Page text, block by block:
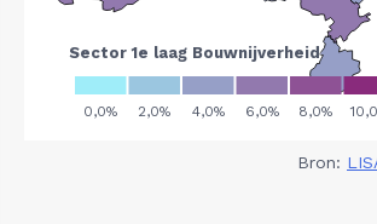
Bron: